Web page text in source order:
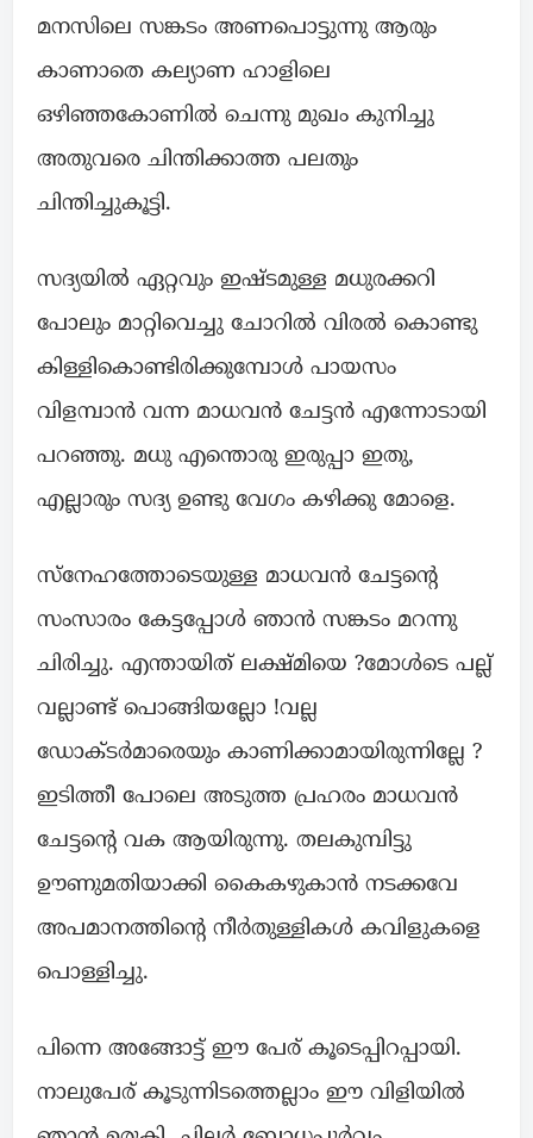
മനസിലെ സങ്കടം അണപൊട്ടുന്നു ആരും
കാണാതെ കല്യാണ ഹാളിലെ
ഒഴിഞ്ഞകോണിൽ ചെന്നു മുഖം കുനിച്ചു
അതുവരെ ചിന്തിക്കാത്ത പലതും
ചിന്തിച്ചുകൂട്ടി.
സദ്യയിൽ ഏറ്റവും ഇഷ്ടമുള്ള മധുരക്കറി
പോലും മാറ്റിവെച്ചു ചോറിൽ വിരൽ കൊണ്ടു
കിള്ളികൊണ്ടിരിക്കുമ്പോൾ പായസം
വിളമ്പാൻ വന്ന മാധവൻ ചേട്ടൻ എന്നോടായി
പറഞ്ഞു. മധു എന്തൊരു ഇരുപ്പാ ഇതു,
എല്ലാരും സദ്യ ഉണ്ടു വേഗം കഴിക്കു മോളെ.
സ്നേഹത്തോടെയുള്ള മാധവൻ ചേട്ടന്റെ
സംസാരം കേട്ടപ്പോൾ ഞാൻ സങ്കടം മറന്നു
ചിരിച്ചു. എന്തായിത് ലക്ഷ്മിയെ ?മോൾടെ പല്ല്
വല്ലാണ്ട് പൊങ്ങിയല്ലോ !വല്ല
ഡോക്ടർമാരെയും കാണിക്കാമായിരുന്നില്ലേ ?
ഇടിത്തീ പോലെ അടുത്ത പ്രഹരം മാധവൻ
ചേട്ടന്റെ വക ആയിരുന്നു. തലകുമ്പിട്ടു
ഊണുമതിയാക്കി കൈകഴുകാൻ നടക്കവേ
അപമാനത്തിന്റെ നീർതുള്ളികൾ കവിളുകളെ
പൊള്ളിച്ചു.
പിന്നെ അങ്ങോട്ട് ഈ പേര് കൂടെപ്പിറപ്പായി.
നാലുപേര് കൂടുന്നിടത്തെല്ലാം ഈ വിളിയിൽ